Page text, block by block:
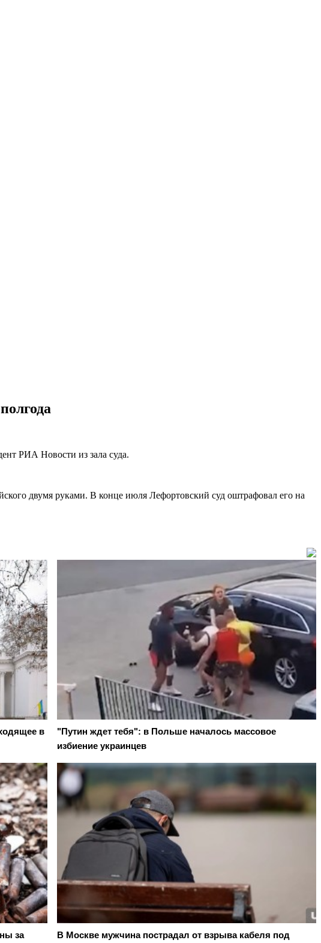
РИА Новости из зала суда.
двумя руками. В конце июля Лефортовский суд оштрафовал его на
в
"Путин ждет тебя": в Польше началось массовое
избиение украинцев
за
В Москве мужчина пострадал от взрыва кабеля под